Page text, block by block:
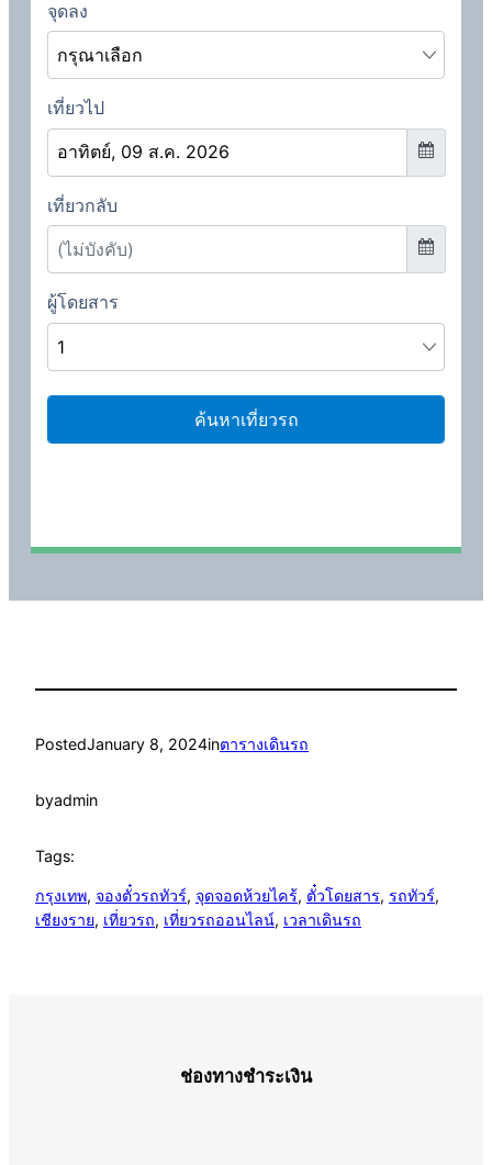
PostedJanuary 8, 2024inตารางเดินรถ
byadmin
Tags:
กรุงเทพ, จองตั๋วรถทัวร์, จุดจอดห้วยไคร้, ตั๋วโดยสาร, รถทัวร์
เชียงราย, เที่ยวรถ, เที่ยวรถออนไลน์, เวลาเดินรถ
ช่องทางชำระเงิน